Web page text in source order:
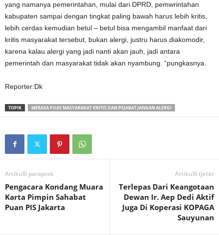
yang namanya pemerintahan, mulai dari DPRD, pemwrintahan
kabupaten sampai dengan tingkat paling bawah harus lebih kritis,
lebih cerdas kemudian betul – betul bisa mengambil manfaat dari
kritis masyarakat tersebut, bukan alergi, justru harus diakomodir,
karena kalau alergi yang jadi nanti akan jauh, jadi antara
pemerintah dan masyarakat tidak akan nyambung. “pungkasnya.
Reporter:Dk
TOPIK MERASA PUAS MASYARAKAT KRITIS DAN PEJABAT JANGAN ALERGI
Artikulli paraprak
Pengacara Kondang Muara
Karta Pimpin Sahabat
Puan PIS Jakarta
Artikulli tjetër
Terlepas Dari Keangotaan
Dewan Ir. Aep Dedi Aktif
Juga Di Koperasi KOPAGA
Sauyunan